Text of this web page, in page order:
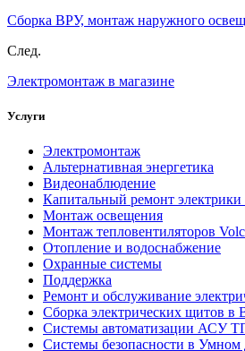
Сборка ВРУ, монтаж наружного
След.
Электромонтаж в магазине
Услуги
Электромонтаж
Альтернативная энергетика
Видеонаблюдение
Капитальный ремонт
Монтаж освещения
Монтаж тепловентиляторов
Отопление и водоснабжение
Охранные системы
Поддержка
Ремонт и обслуживание
Сборка электрических щитов в
Системы автоматизации АСУ
Системы безопасности в Умном